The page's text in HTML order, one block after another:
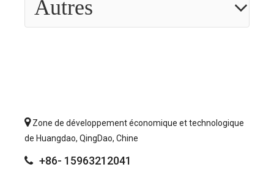
Autres
Zone de développement économique et technologique
de Huangdao, QingDao, Chine
 +86- 15963212041